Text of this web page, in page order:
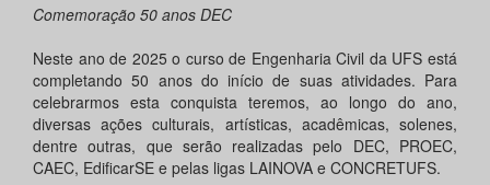
Comemoração 50 anos DEC
Neste ano de 2025 o curso de Engenharia Civil da UFS está
completando 50 anos do início de suas atividades. Para
celebrarmos esta conquista teremos, ao longo do ano,
diversas ações culturais, artísticas, acadêmicas, solenes,
dentre outras, que serão realizadas pelo DEC, PROEC,
CAEC, EdificarSE e pelas ligas LAINOVA e CONCRETUFS.